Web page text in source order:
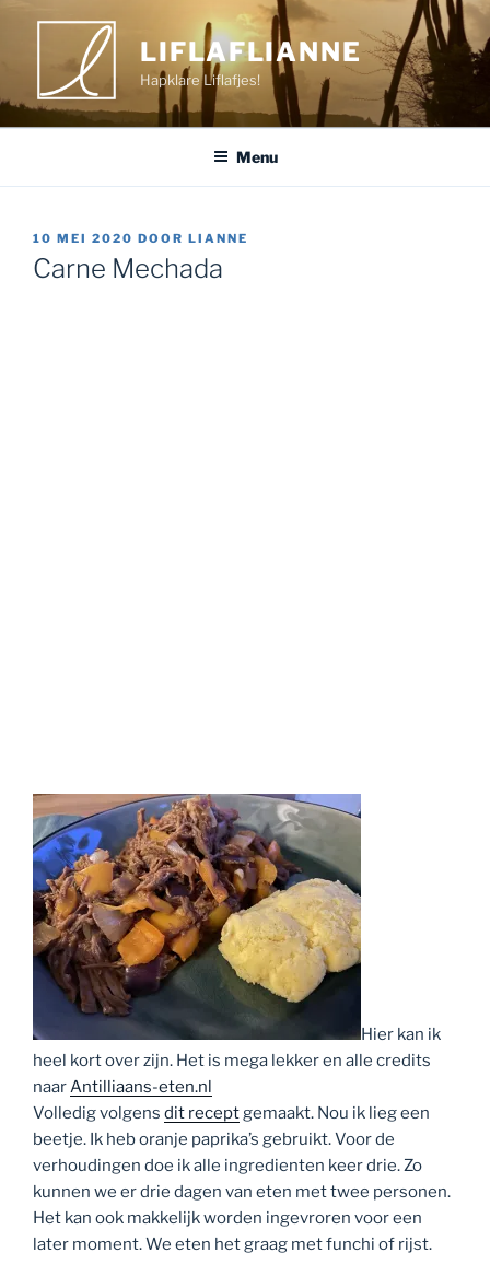
inhoud
LIFLAFLIANNE
Hapklare Liflafjes!
Menu
GEPLAATST
OP
10 MEI 2020 DOOR LIANNE
Carne Mechada
Hier kan ik
heel kort over zijn. Het is mega lekker en alle credits
naarAntilliaans-eten.nl
Volledig volgens dit receptgemaakt. Nou ik lieg een
beetje. Ik heb oranje paprika’s gebruikt. Voor de
verhoudingen doe ik alle ingredienten keer drie. Zo
kunnen we er drie dagen van eten met twee personen.
Het kan ook makkelijk worden ingevroren voor een
later moment. We eten het graag met funchi of rijst.